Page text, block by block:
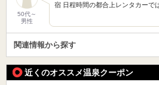
50代～
男性
宿 日程時間の都合上レンタカーで
関連情報から探す
近くのオススメ温泉クーポン